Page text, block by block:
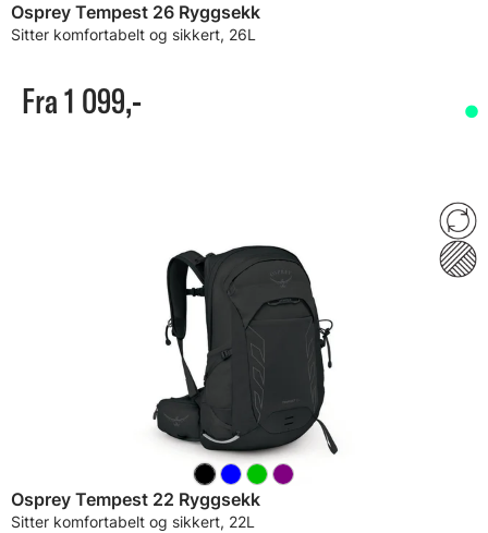
Osprey Tempest 26 Ryggsekk
Sitter komfortabelt og sikkert, 26L
Fra 1 099,-
Osprey Tempest 22 Ryggsekk
Sitter komfortabelt og sikkert, 22L